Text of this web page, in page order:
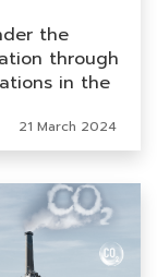
the
through
in the
21 March 2024